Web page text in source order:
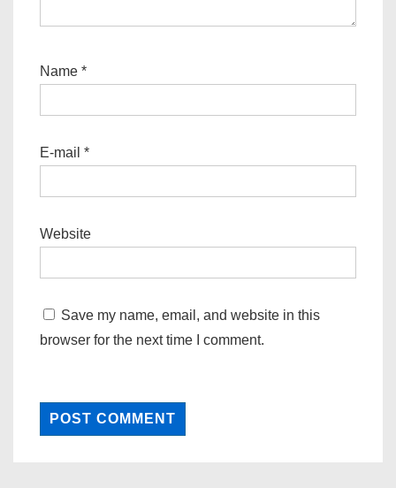
Name *
E-mail *
Website
Save my name, email, and website in this
browser for the next time I comment.